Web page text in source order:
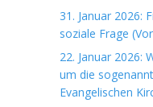
31. Januar 2026:
soziale Frage
22. Januar 2026:
um die
Evangelischen